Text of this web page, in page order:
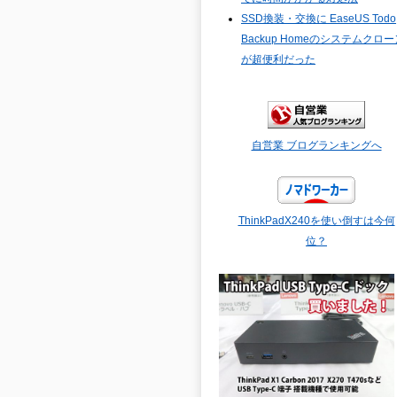
SSD換装・交換に EaseUS Todo
Backup Homeのシステムクロー
が超便利だった
自営業 ブログランキングへ
ThinkPadX240を使い倒すは今何
位？